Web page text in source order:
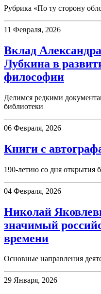
Рубрика «По ту сторону
11 Февраля, 2026
Вклад
Лубкина в
философии
Делимся редкими
библиотеки
06 Февраля, 2026
Книги с
190-летию со дня открытия
04 Февраля, 2026
Николай
значимый
времени
Основные направления
29 Января, 2026